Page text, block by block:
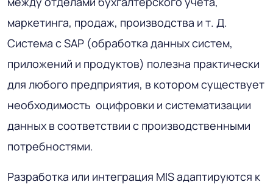
маркетинга, продаж, производства и т. Д.
Система с SAP (обработка данных систем,
приложений и продуктов) полезна практически
для любого предприятия, в котором существует
необходимость оцифровки и систематизации
данных в соответствии с производственными
потребностями.
Разработка или интеграция MIS адаптируются к